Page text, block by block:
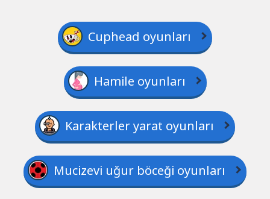
Cuphead oyunları
Hamile oyunları
Karakterler yarat oyunları
Mucizevi uğur böceği oyunları